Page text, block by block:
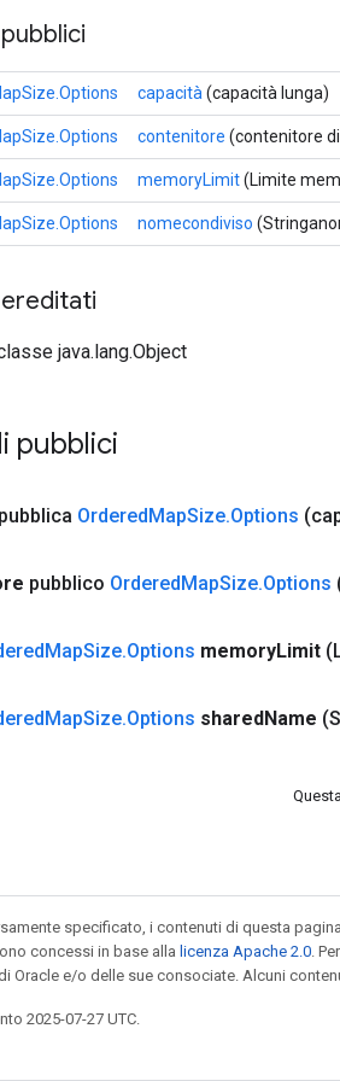
capacità (capacità lunga)
contenitore (contenitore
memoryLimit(Limite
nomecondiviso
java.lang.Object
pubblici
pubblica OrderedMapSize.Options
pubblico OrderedMapSize.Options
MapSize.Options memoryLimit
MapSize.Options sharedName
specificato, i contenuti di questa
concessi in base alla licenza Apache 2.0 .
Oracle e/o delle sue consociate. Alcuni
2025-07-27 UTC.